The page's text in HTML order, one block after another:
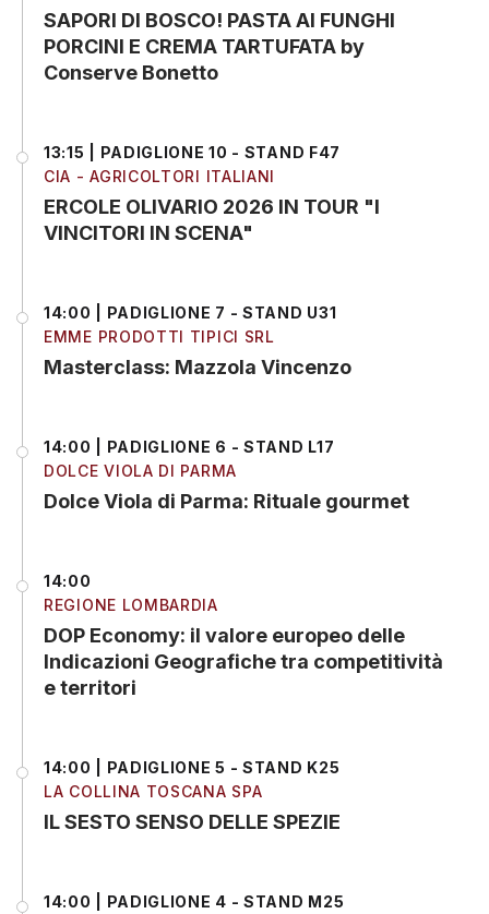
SAPORI DI BOSCO! PASTA AI FUNGHI
PORCINI E CREMA TARTUFATA by
Conserve Bonetto
13:15 | PADIGLIONE 10 - STAND F47
CIA - AGRICOLTORI ITALIANI
ERCOLE OLIVARIO 2026 IN TOUR "I
VINCITORI IN SCENA"
14:00 | PADIGLIONE 7 - STAND U31
EMME PRODOTTI TIPICI SRL
Masterclass: Mazzola Vincenzo
14:00 | PADIGLIONE 6 - STAND L17
DOLCE VIOLA DI PARMA
Dolce Viola di Parma: Rituale gourmet
14:00
REGIONE LOMBARDIA
DOP Economy: il valore europeo delle
Indicazioni Geografiche tra competitività
e territori
14:00 | PADIGLIONE 5 - STAND K25
LA COLLINA TOSCANA SPA
IL SESTO SENSO DELLE SPEZIE
14:00 | PADIGLIONE 4 - STAND M25